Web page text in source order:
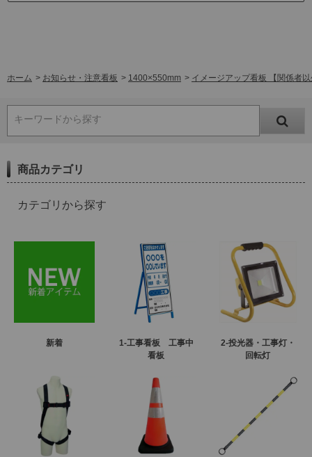
ホーム > お知らせ・注意看板 > 1400×550mm > イメージアップ看板 【関係者
キーワードから探す
商品カテゴリ
カテゴリから探す
新着
1-工事看板 工事中
看板
2-投光器・工事灯・
回転灯